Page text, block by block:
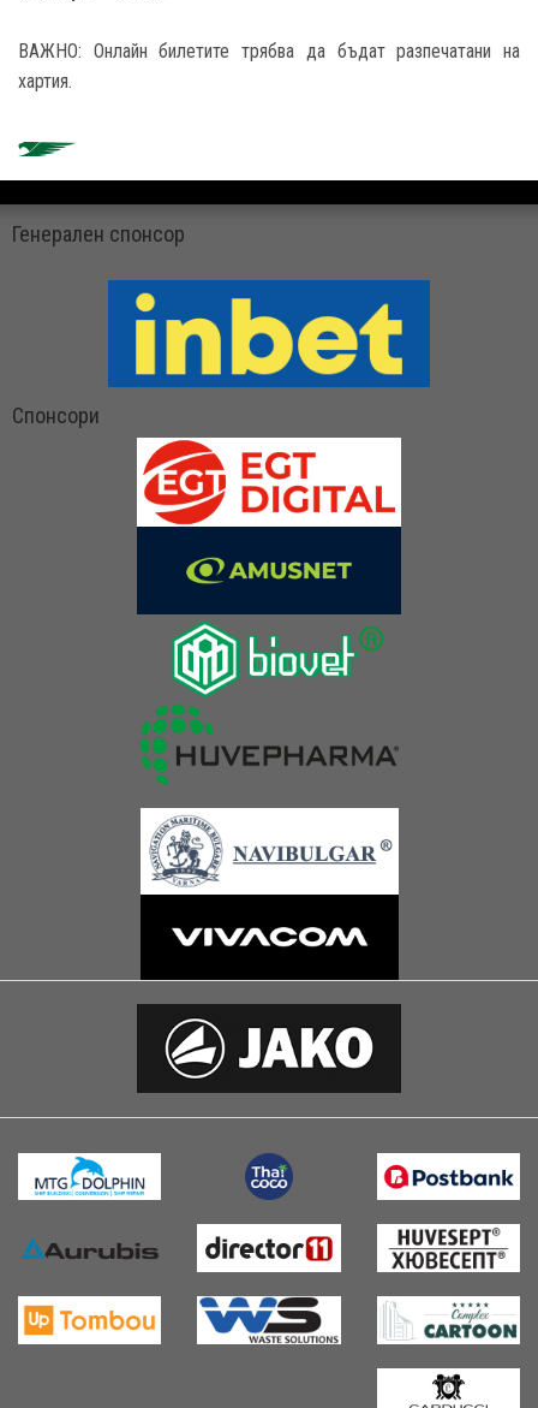
ВАЖНО: Онлайн билетите трябва да бъдат разпечатани на
хартия.
Генерален спонсор
Спонсори